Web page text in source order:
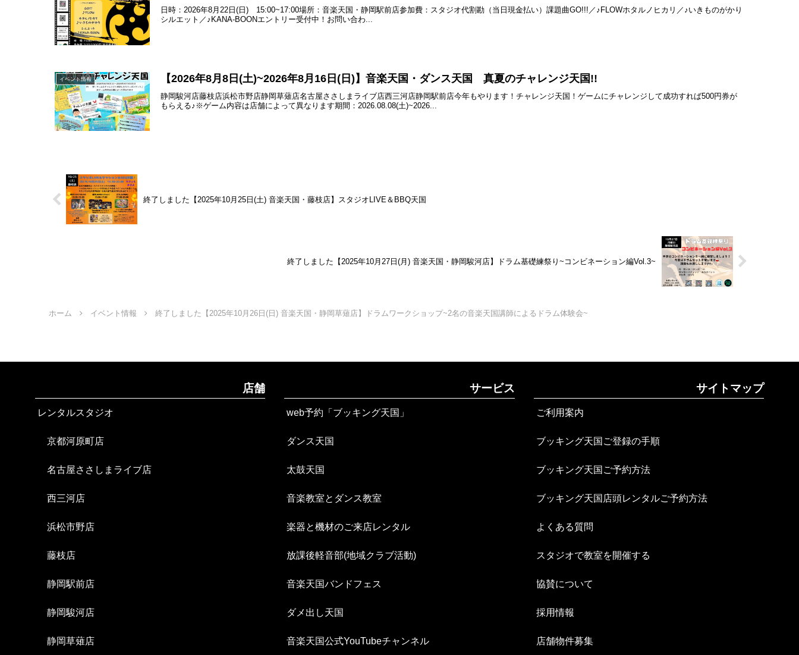
日時：2026年8月22日(日) 15:00~17:00場所：音楽天国・静岡駅前店参加費：スタジオ代割勘（当日現金払い）課題曲GO!!!／♪FLOWホタルノヒカリ／♪いきものがかり
シルエット／♪KANA-BOONエントリー受付中！お問い合わ...
イベント情報 【2026年8月8日(土)~2026年8月16日(日)】音楽天国・ダンス天国 真夏のチャレンジ天国!!
静岡駿河店藤枝店浜松市野店静岡草薙店名古屋ささしまライブ店西三河店静岡駅前店今年もやります！チャレンジ天国！ゲームにチャレンジして成功すれば500円券が
もらえる♪※ゲーム内容は店舗によって異なります期間：2026.08.08(土)~2026...
終了しました【2025年10月25日(土) 音楽天国・藤枝店】スタジオLIVE＆BBQ天国
終了しました【2025年10月27日(月) 音楽天国・静岡駿河店】ドラム基礎練祭り~コンビネーション編Vol.3~
ホーム イベント情報 終了しました【2025年10月26日(日) 音楽天国・静岡草薙店】ドラムワークショップ~2名の音楽天国講師によるドラム体験会~
店舗
レンタルスタジオ
京都河原町店
名古屋ささしまライブ店
西三河店
浜松市野店
藤枝店
静岡駅前店
静岡駿河店
静岡草薙店
サービス
web予約「ブッキング天国」
ダンス天国
太鼓天国
音楽教室とダンス教室
楽器と機材のご来店レンタル
放課後軽音部(地域クラブ活動)
音楽天国バンドフェス
ダメ出し天国
音楽天国公式YouTubeチャンネル
サイトマップ
ご利用案内
ブッキング天国ご登録の手順
ブッキング天国ご予約方法
ブッキング天国店頭レンタルご予約方法
よくある質問
スタジオで教室を開催する
協賛について
採用情報
店舗物件募集